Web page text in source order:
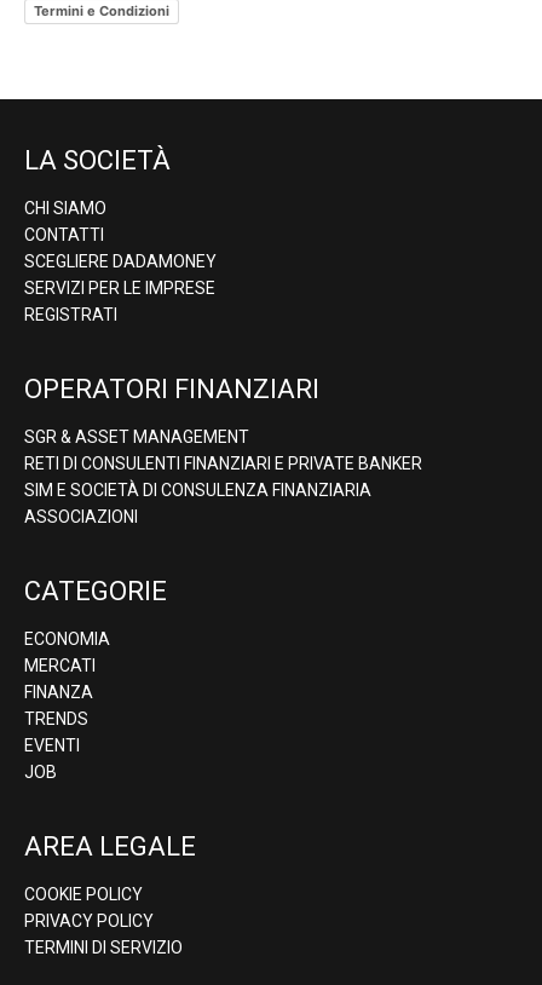
Termini e Condizioni
LA SOCIETÀ
CHI SIAMO
CONTATTI
SCEGLIERE DADAMONEY
SERVIZI PER LE IMPRESE
REGISTRATI
OPERATORI FINANZIARI
SGR & ASSET MANAGEMENT
RETI DI CONSULENTI FINANZIARI E PRIVATE BANKER
SIM E SOCIETÀ DI CONSULENZA FINANZIARIA
ASSOCIAZIONI
CATEGORIE
ECONOMIA
MERCATI
FINANZA
TRENDS
EVENTI
JOB
AREA LEGALE
COOKIE POLICY
PRIVACY POLICY
TERMINI DI SERVIZIO